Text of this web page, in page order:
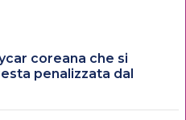
coreana che si
penalizzata dal